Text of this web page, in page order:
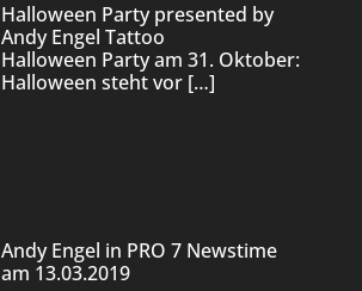
Halloween Party presented by
Andy Engel Tattoo
Halloween Party am 31. Oktober:
Halloween steht vor […]
Andy Engel in PRO 7 Newstime
am 13.03.2019